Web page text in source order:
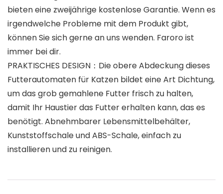
bieten eine zweijährige kostenlose Garantie. Wenn es
irgendwelche Probleme mit dem Produkt gibt,
können Sie sich gerne an uns wenden. Faroro ist
immer bei dir.
PRAKTISCHES DESIGN：Die obere Abdeckung dieses
Futterautomaten für Katzen bildet eine Art Dichtung,
um das grob gemahlene Futter frisch zu halten,
damit Ihr Haustier das Futter erhalten kann, das es
benötigt. Abnehmbarer Lebensmittelbehälter,
Kunststoffschale und ABS-Schale, einfach zu
installieren und zu reinigen.